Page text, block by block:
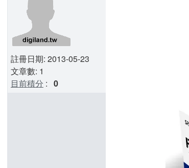
註冊日期: 2013-05-23
文章數: 1
目前積分 : 0